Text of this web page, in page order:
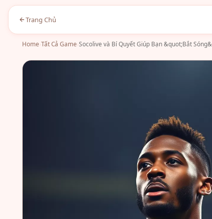
Trang Chủ
Home›Tất Cả Game›Socolive và Bí Quyết Giúp Bạn &quot;Bắt